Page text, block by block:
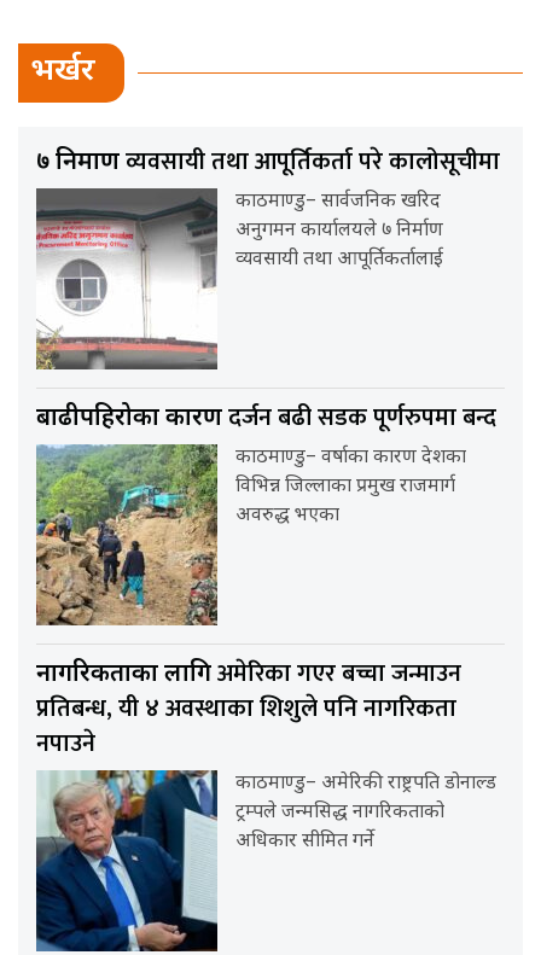
भर्खर
७ निर्माणव्यवसायी तथा आपूर्तिकर्ता परे कालोसूचीमा
काठमाण्डु– सार्वजनिक खरिद
अनुगमन कार्यालयले ७ निर्माण
व्यवसायी तथा आपूर्तिकर्तालाई
बाढीपहिरोका कारणदर्जन बढी सडक पूर्णरुपमा बन्द
काठमाण्डु– वर्षाका कारण देशका
विभिन्न जिल्लाका प्रमुख राजमार्ग
अवरुद्ध भएका
नागरिकताका लागिअमेरिका गएर बच्चा जन्माउन
प्रतिबन्ध, यी ४ अवस्थाका शिशुले पनि नागरिकता
नपाउने
काठमाण्डु– अमेरिकी राष्ट्रपति डोनाल्ड
ट्रम्पले जन्मसिद्ध नागरिकताको
अधिकार सीमित गर्ने